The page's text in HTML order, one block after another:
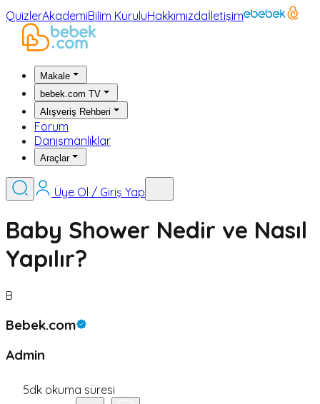
QuizlerAkademiBilim KuruluHakkımızdaİletişim
Makale
bebek.com TV
Alışveriş Rehberi
Forum
Danışmanlıklar
Araçlar
Üye Ol / Giriş Yap
Baby Shower Nedir ve Nasıl
Yapılır?
B
Bebek.com
Admin
5dk okuma süresi